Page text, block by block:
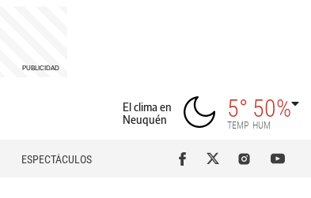
El clima en
Neuquén
5°
TEMP
50%
HUM
ESPECTÁCULOS